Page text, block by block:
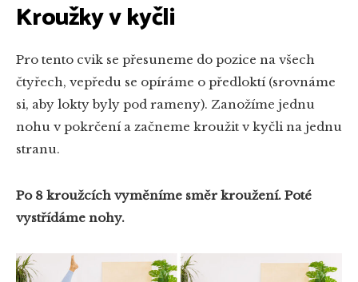
Kroužky v kyčli
Pro tento cvik se přesuneme do pozice na všech
čtyřech, vepředu se opíráme o předloktí (srovnáme
si, aby lokty byly pod rameny). Zanožíme jednu
nohu v pokrčení a začneme kroužit v kyčli na jednu
stranu.
Po 8 kroužcích vyměníme směr kroužení. Poté
vystřídáme nohy.